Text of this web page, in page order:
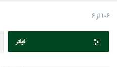
1-6از6
فيلتر